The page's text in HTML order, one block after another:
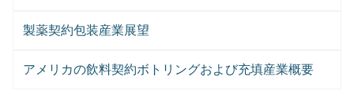
製薬契約包装産業展望
アメリカの飲料契約ボトリングおよび充填産業概要